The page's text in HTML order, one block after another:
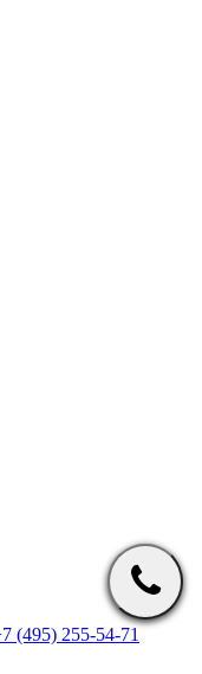
офертой. Цены
Актуальную цену
(495) 255-54-71